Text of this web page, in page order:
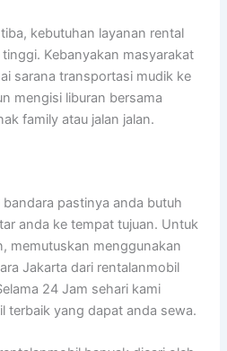
kebutuhan layanan rental
Kebanyakan masyarakat
sarana transportasi mudik ke
mengisi liburan bersama
family atau jalan jalan.
pastinya anda butuh
anda ke tempat tujuan. Untuk
memutuskan menggunakan
Jakarta dari rentalanmobil
24 Jam sehari kami
terbaik yang dapat anda sewa.